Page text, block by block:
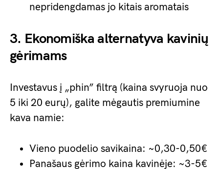
nepridengdamas jo kitais aromatais
3. Ekonomiška alternatyva kavinių
gėrimams
Investavus į „phin” filtrą (kaina svyruoja nuo
5 iki 20 eurų), galite mėgautis premiumine
kava namie:
Vieno puodelio savikaina: ~0,30-0,50€
Panašaus gėrimo kaina kavinėje: ~3-5€